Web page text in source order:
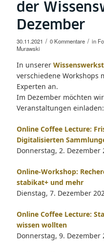
der
Dezember
30.11.2021 / 0 Kommentare / in
Murawski
In unserer
verschiedene Workshops
Experten an.
Im Dezember möchten
Veranstaltungen einladen:
Online Coffee Lecture:
Digitalisierten
Donnerstag, 2. Dezember
Online-Workshop:
stabikat+ und mehr
Dienstag, 7. Dezember
Online Coffee Lecture:
wissen wollten
Donnerstag, 9. Dezember